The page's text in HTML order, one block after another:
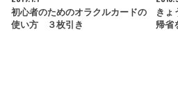
初心者のためのオラクルカードの
使い方 ３枚引き
きょ
帰省